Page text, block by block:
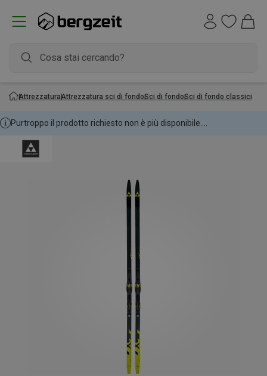
AttrezzaturaAttrezzatura sci di fondoSci di fondoSci di fondo classici
Purtroppo il prodotto richiesto non è più disponibile....